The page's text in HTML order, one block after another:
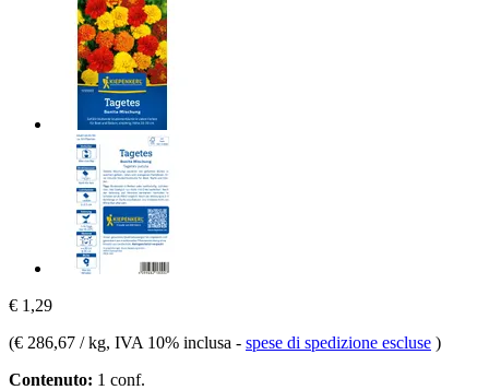
€ 1,29
(€ 286,67 / kg, IVA 10% inclusa - spese di spedizione escluse )
Contenuto: 1 conf.